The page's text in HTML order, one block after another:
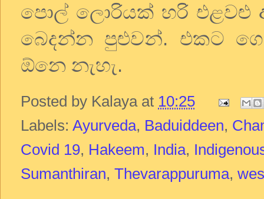
පොල් ලොරියක් හරි එළවළු
බෙදන්න පුළුවන්. එකට
ඕනෙ නැහැ.
Posted by Kalaya at 10:25
Labels: Ayurveda, Baduiddeen,
Covid 19, Hakeem, India,
Sumanthiran, Thevarappuruma,